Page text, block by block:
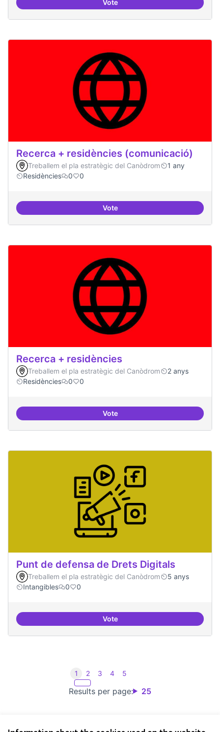
VoteRecerca i re-avaluació
Recerca + residències (comunicació)
Treballem el pla estratègic del Canòdrom
1 any
Residències
0 0
VoteRecerca + residències
Recerca + residències
Treballem el pla estratègic del Canòdrom
2 anys
Residències
0 0
VoteRecerca + residències
Punt de defensa de Drets Digitals
Treballem el pla estratègic del Canòdrom
5 anys
Intangibles
0 0
VotePunt de defensa de Drets Digitals
Results per page: 25
1 2 3 4 5